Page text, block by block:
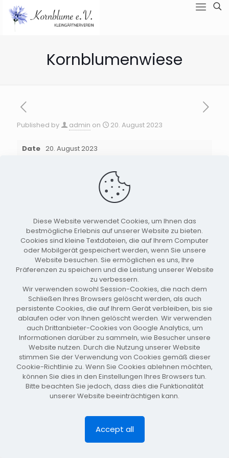
Kornblumenwiese
Published by admin on 20. August 2023
Date 20. August 2023
wunderschöne Foto der Kornblumenwiese. Dank dir
können wir die blühende Kornblume in all ihrer
Farbenpracht bewundern!
Herzliche Grüße,
Kleingartenvereins Kornblume e.V.
Impressum Kontakt
© 2024 All Rights Reserved
Betheme byMuffin group| Powered byWordPress
Diese Website verwendet Cookies, um Ihnen das
bestmögliche Erlebnis auf unserer Website zu bieten.
Cookies sind kleine Textdateien, die auf Ihrem Computer
oder Mobilgerät gespeichert werden, wenn Sie unsere
Website besuchen. Sie ermöglichen es uns, Ihre
Präferenzen zu speichern und die Leistung unserer Website
zu verbessern.
Wir verwenden sowohl Session-Cookies, die nach dem
Schließen Ihres Browsers gelöscht werden, als auch
persistente Cookies, die auf Ihrem Gerät verbleiben, bis sie
ablaufen oder von Ihnen gelöscht werden. Wir verwenden
auch Drittanbieter-Cookies von Google Analytics, um
Informationen darüber zu sammeln, wie Besucher unsere
Website nutzen. Durch die Nutzung unserer Website
stimmen Sie der Verwendung von Cookies gemäß dieser
Cookie-Richtlinie zu. Wenn Sie Cookies ablehnen möchten,
können Sie dies in den Einstellungen Ihres Browsers tun.
Bitte beachten Sie jedoch, dass dies die Funktionalität
unserer Website beeinträchtigen kann.
Accept all